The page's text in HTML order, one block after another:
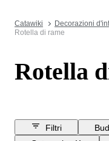
Catawiki Decorazioni
Rotella di rame
Rotella
Filtri